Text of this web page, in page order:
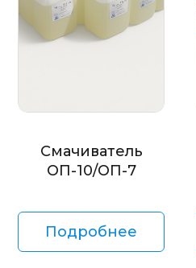
Смачиватель
ОП-10/ОП-7
Подробнее